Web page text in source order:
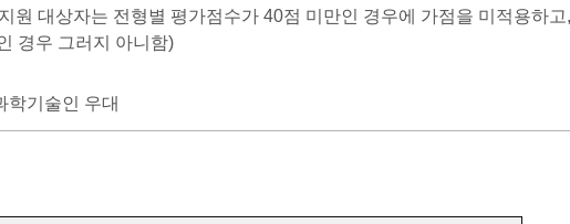
대상자는 전형별 평가점수가 40점 미만인 경우에 가점을 미적용하고
경우 그러지 아니함)
학기술인 우대